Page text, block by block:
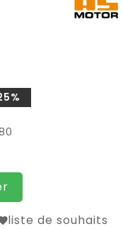
liste de souhaits